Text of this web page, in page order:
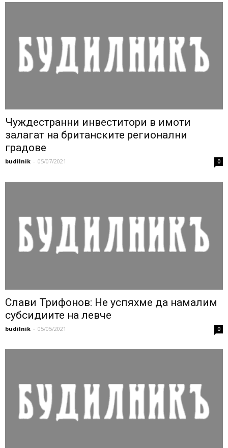
Чуждестранни инвеститори в имоти
залагат на британските регионални
градове
budilnik - 05/07/2021 0
Слави Трифонов: Не успяхме да намалим
субсидиите на левче
budilnik - 05/05/2021 0